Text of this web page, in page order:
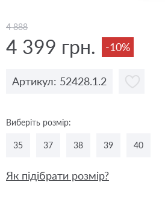
4 888
4 399 грн. -10%
Артикул: 52428.1.2
Виберіть розмір:
35 37 38 39 40
Як підібрати розмір?